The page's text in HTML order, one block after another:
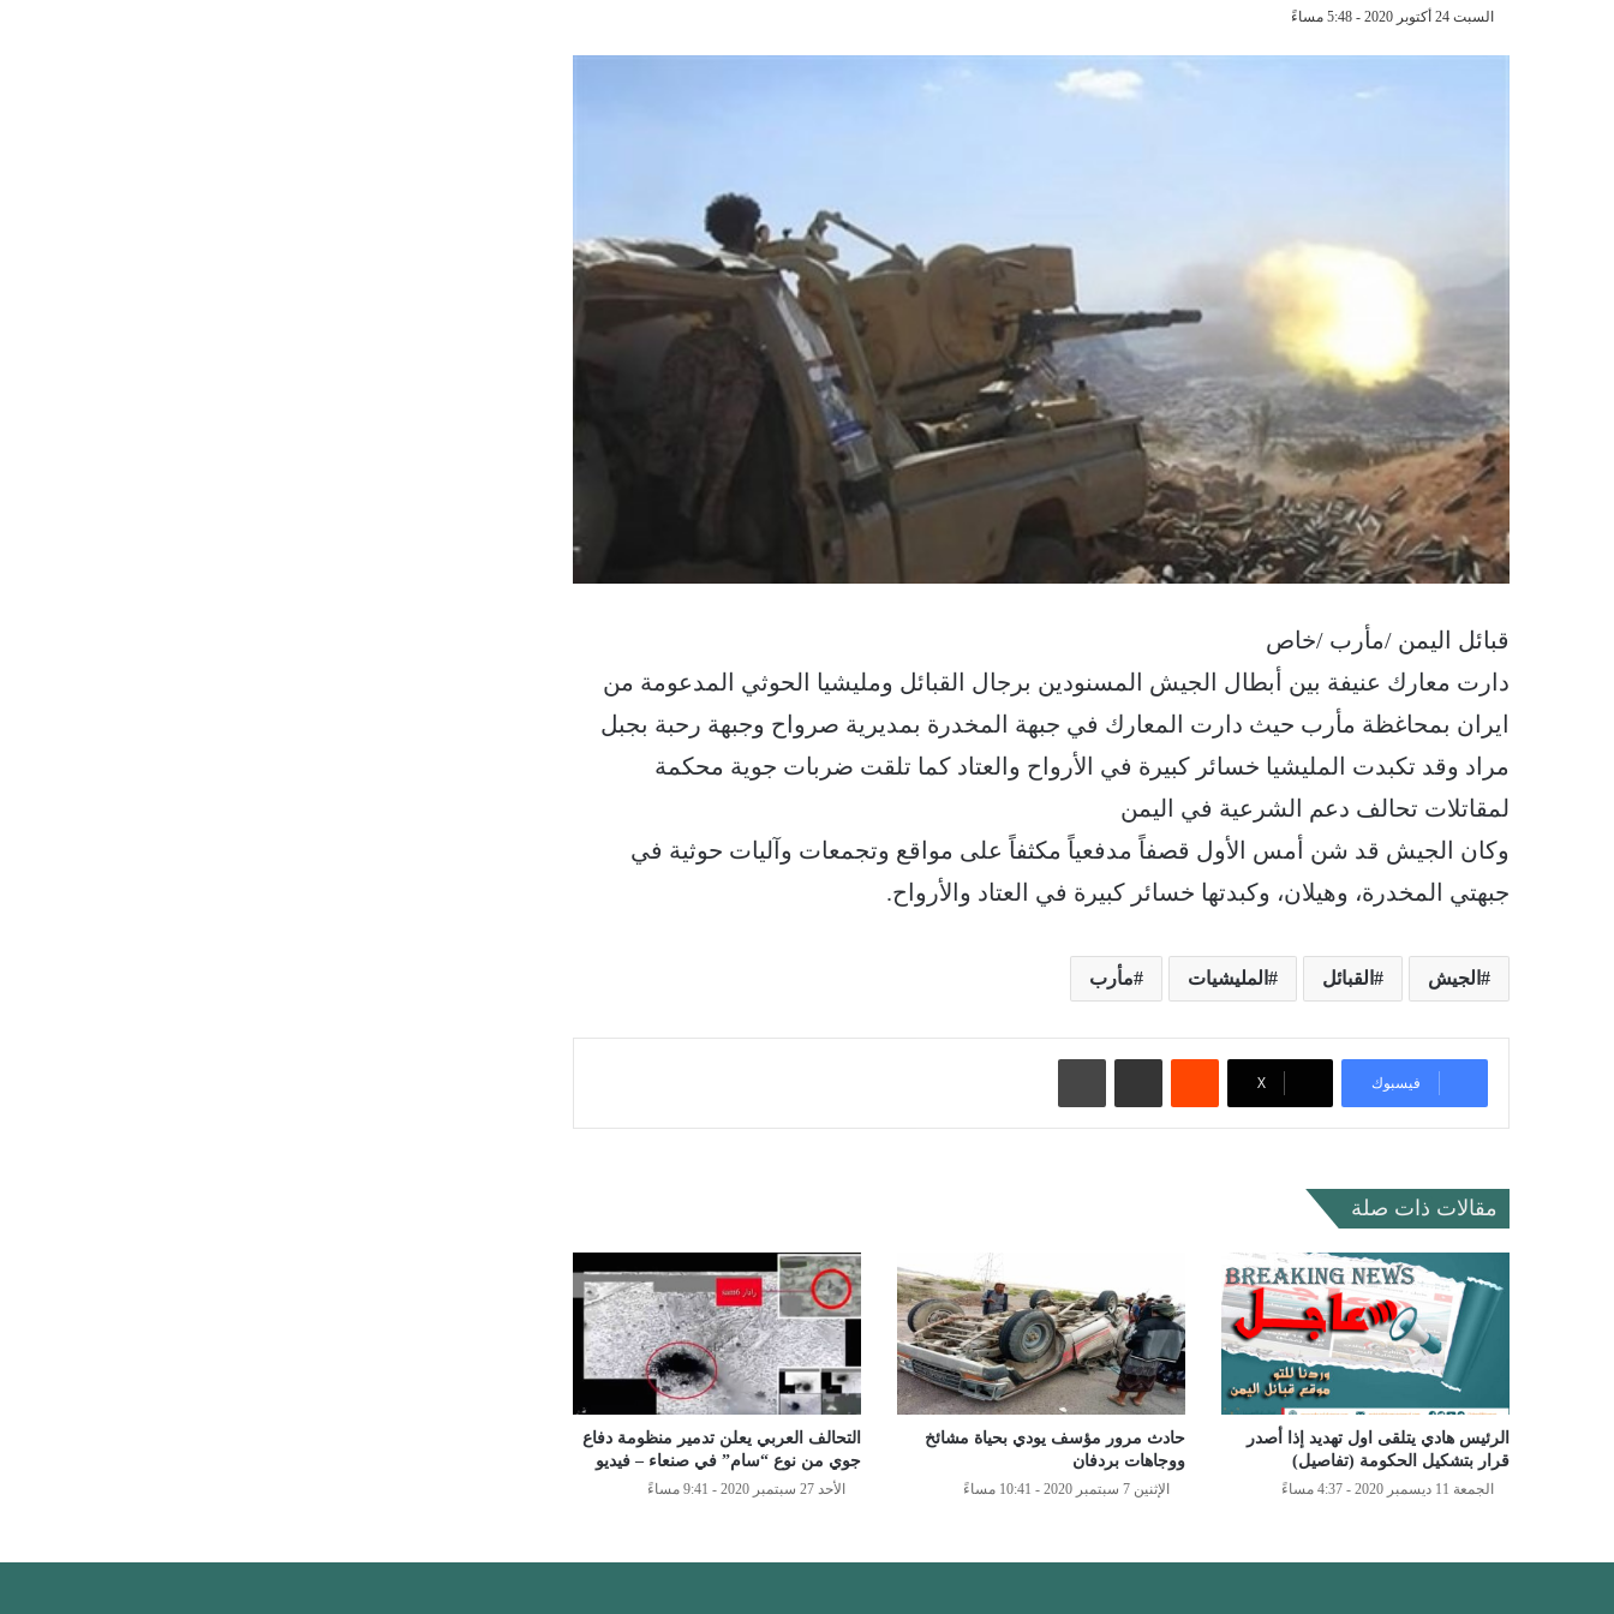
السبت 24 أكتوبر 2020 - 5:48 مساءً
قبائل اليمن /مأرب /خاص
دارت معارك عنيفة بين أبطال الجيش المسنودين برجال القبائل ومليشيا الحوثي المدعومة من
ايران بمحاغظة مأرب حيث دارت المعارك في جبهة المخدرة بمديرية صرواح وجبهة رحبة بجبل
مراد وقد تكبدت المليشيا خسائر كبيرة في الأرواح والعتاد كما تلقت ضربات جوية محكمة
لمقاتلات تحالف دعم الشرعية في اليمن
وكان الجيش قد شن أمس الأول قصفاً مدفعياً مكثفاً على مواقع وتجمعات وآليات حوثية في
جبهتي المخدرة، وهيلان، وكبدتها خسائر كبيرة في العتاد والأرواح.
الجيش القبائل المليشيات مأرب
فيسبوك ‫X
مقالات ذات صلة
الرئيس هادي يتلقى اول تهديد إذا أصدر
قرار بتشكيل الحكومة (تفاصيل)
الجمعة 11 ديسمبر 2020 - 4:37 مساءً
حادث مرور مؤسف يودي بحياة مشائخ
ووجاهات بردفان
الإثنين 7 سبتمبر 2020 - 10:41 مساءً
التحالف العربي يعلن تدمير منظومة دفاع
جوي من نوع “سام” في صنعاء – فيديو
الأحد 27 سبتمبر 2020 - 9:41 مساءً